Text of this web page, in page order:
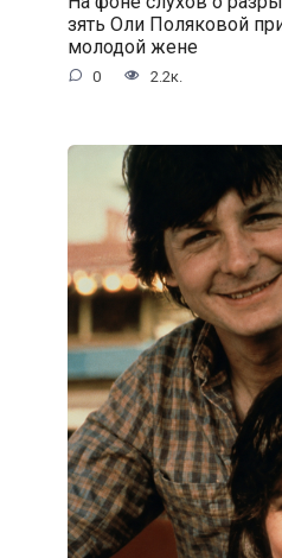
зять Оли Поляковой
молодой жене
0 2.2к.